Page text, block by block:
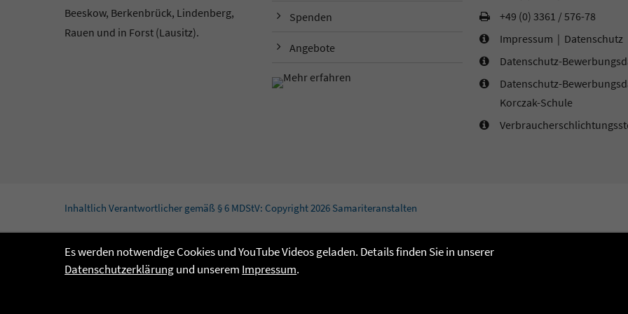
Beeskow, Berkenbrück, Lindenberg,
Rauen und in Forst (Lausitz).
Spenden
Angebote
+49 (0) 3361 / 576-78
Impressum | Datenschutz
Datenschutz-
Datenschutz-
Korczak-Schule
Inhaltlich Verantwortlicher gemäß § 6 MDStV: Copyright 2026 Samariteranstalten
Es werden notwendige Cookies und YouTube Videos geladen. Details finden Sie in unserer
Datenschutzerklärungund unserem Impressum.